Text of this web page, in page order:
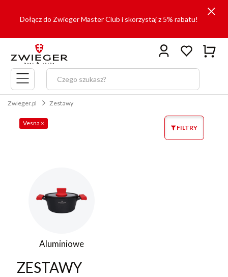
Dołącz do Zwieger Master Club i skorzystaj z 5% rabatu!
Menu
główne
Zwieger.pl Zestawy
FILTRY
Vesna ×
Aluminiowe
ZESTAWY